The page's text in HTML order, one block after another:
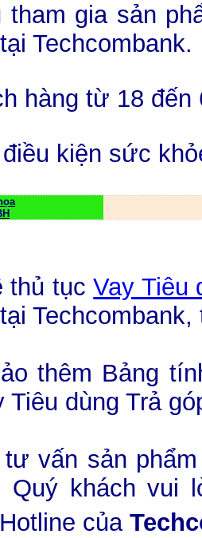
tham gia sản
tại Techcombank.
hàng từ 18 đến
kiện sức
thủ tụcVay Tiêu
thêm Bảng
Tiêu dùng Trả
tư vấn sản
Quý khách vui
của